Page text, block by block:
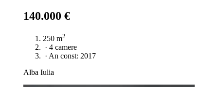
140.000 €
250 m2
· 4 camere
· An const: 2017
Alba Iulia